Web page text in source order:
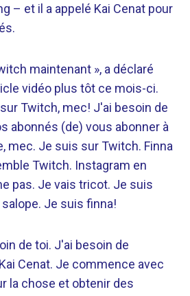
– et il a appelé Kai Cenat pour
maintenant », a déclaré
vidéo plus tôt ce mois-ci.
Twitch, mec! J'ai besoin de
abonnés (de) vous abonner à
mec. Je suis sur Twitch. Finna
Twitch. Instagram en
pas. Je vais tricot. Je suis
Je suis finna!
de toi. J'ai besoin de
Cenat. Je commence avec
la chose et obtenir des